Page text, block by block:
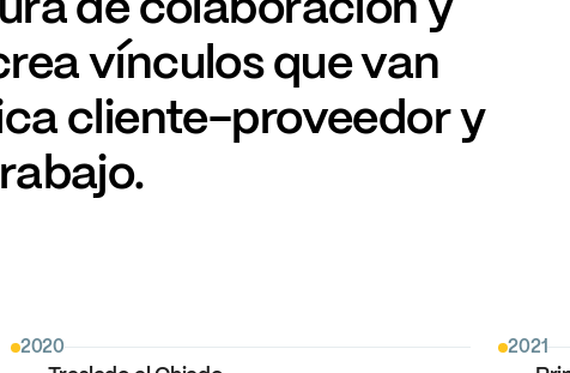
de colaboración y
vínculos que van
cliente-proveedor y
2020 2021